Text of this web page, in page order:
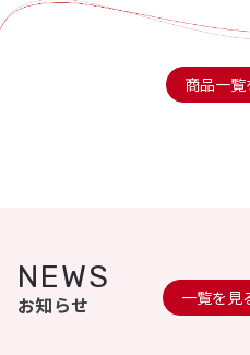
商品一覧
NEWS
お知らせ 一覧を見